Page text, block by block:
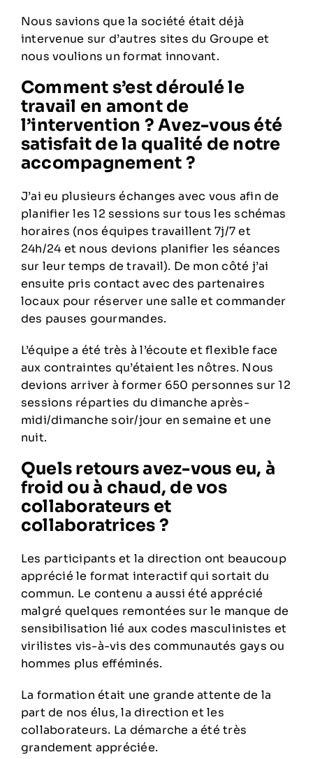
Nous savions que la société était déjà
intervenue sur d’autres sites du Groupe et
nous voulions un format innovant.
Comment s’est déroulé le
travail en amont de
l’intervention ? Avez-vous été
satisfait de la qualité de notre
accompagnement ?
J’ai eu plusieurs échanges avec vous afin de
planifier les 12 sessions sur tous les schémas
horaires (nos équipes travaillent 7j/7 et
24h/24 et nous devions planifier les séances
sur leur temps de travail). De mon côté j’ai
ensuite pris contact avec des partenaires
locaux pour réserver une salle et commander
des pauses gourmandes.
L’équipe a été très à l’écoute et flexible face
aux contraintes qu’étaient les nôtres. Nous
devions arriver à former 650 personnes sur 12
sessions réparties du dimanche après-
midi/dimanche soir/jour en semaine et une
nuit.
Quels retours avez-vous eu, à
froid ou à chaud, de vos
collaborateurs et
collaboratrices ?
Les participants et la direction ont beaucoup
apprécié le format interactif qui sortait du
commun. Le contenu a aussi été apprécié
malgré quelques remontées sur le manque de
sensibilisation lié aux codes masculinistes et
virilistes vis-à-vis des communautés gays ou
hommes plus efféminés.
La formation était une grande attente de la
part de nos élus, la direction et les
collaborateurs. La démarche a été très
grandement appréciée.